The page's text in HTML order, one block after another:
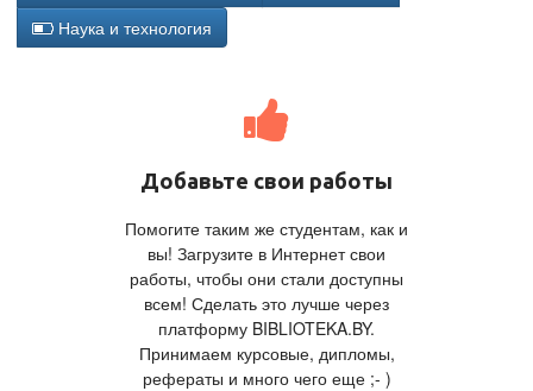
Наука и технология
Добавьте свои работы
Помогите таким же студентам, как и
вы! Загрузите в Интернет свои
работы, чтобы они стали доступны
всем! Сделать это лучше через
платформу BIBLIOTEKA.BY.
Принимаем курсовые, дипломы,
рефераты и много чего еще ;- )